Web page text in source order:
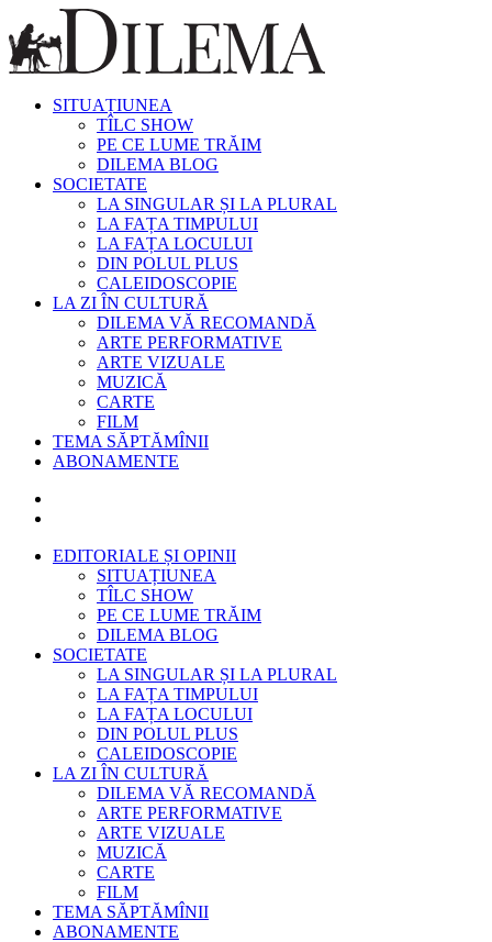
SITUAȚIUNEA
TÎLC SHOW
PE CE LUME TRĂIM
DILEMA BLOG
SOCIETATE
LA SINGULAR ȘI LA PLURAL
LA FAȚA TIMPULUI
LA FAȚA LOCULUI
DIN POLUL PLUS
CALEIDOSCOPIE
LA ZI ÎN CULTURĂ
DILEMA VĂ RECOMANDĂ
ARTE PERFORMATIVE
ARTE VIZUALE
MUZICĂ
CARTE
FILM
TEMA SĂPTĂMÎNII
ABONAMENTE
EDITORIALE ȘI OPINII
SITUAȚIUNEA
TÎLC SHOW
PE CE LUME TRĂIM
DILEMA BLOG
SOCIETATE
LA SINGULAR ȘI LA PLURAL
LA FAȚA TIMPULUI
LA FAȚA LOCULUI
DIN POLUL PLUS
CALEIDOSCOPIE
LA ZI ÎN CULTURĂ
DILEMA VĂ RECOMANDĂ
ARTE PERFORMATIVE
ARTE VIZUALE
MUZICĂ
CARTE
FILM
TEMA SĂPTĂMÎNII
ABONAMENTE